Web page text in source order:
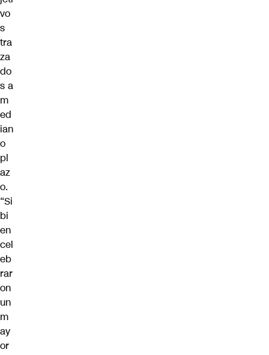
vo
s
tra
za
do
s a
m
ed
ian
o
pl
az
o.
“Si
bi
en
cel
eb
rar
on
un
m
ay
or